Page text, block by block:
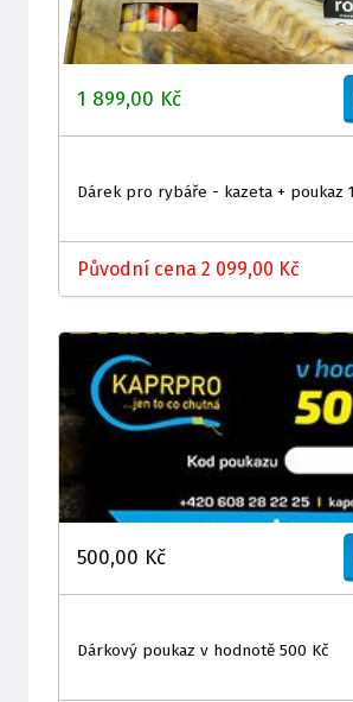
1 899,00 Kč
Dárek pro rybáře - kazeta + poukaz
Původní cena 2 099,00 Kč
500,00 Kč
Dárkový poukaz v hodnotě 500 Kč